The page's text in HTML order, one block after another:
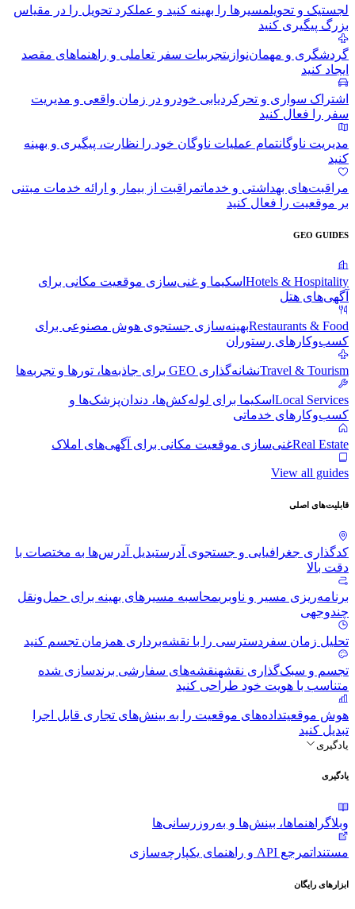
لجستیک و تحویلمسیرها را بهینه کنید و عملکرد تحویل را در مقیاس
بزرگ پیگیری کنید
گردشگری و مهمان‌نوازیتجربیات سفر تعاملی و راهنماهای مقصد
ایجاد کنید
اشتراک سواری و تحرکردیابی خودرو در زمان واقعی و مدیریت
سفر را فعال کنید
مدیریت ناوگانتمام عملیات ناوگان خود را نظارت، پیگیری و بهینه
کنید
مراقبت‌های بهداشتی و خدماتمراقبت از بیمار و ارائه خدمات مبتنی
بر موقعیت را فعال کنید
GEO GUIDES
Hotels & Hospitality اسکیما و غنی‌سازی موقعیت مکانی برای
آگهی‌های هتل
Restaurants & Foodبهینه‌سازی جستجوی هوش مصنوعی برای
کسب‌وکارهای رستوران
Travel & Tourismنشانه‌گذاری GEO برای جاذبه‌ها، تورها و تجربه‌ها
Local Services اسکیما برای لوله‌کش‌ها، دندان‌پزشک‌ها و
کسب‌وکارهای خدماتی
Real Estateغنی‌سازی موقعیت مکانی برای آگهی‌های املاک
View all guides
قابلیت‌های اصلی
کدگذاری جغرافیایی و جستجوی آدرستبدیل آدرس‌ها به مختصات با
دقت بالا
برنامه‌ریزی مسیر و ناوبریمحاسبه مسیرهای بهینه برای حمل‌ونقل
چندوجهی
تحلیل زمان سفر دسترسی را با نقشه‌برداری همزمان تجسم کنید
تجسم و سبک‌گذاری نقشهنقشه‌های سفارشی برندسازی شده
متناسب با هویت خود طراحی کنید
هوش موقعیتداده‌های موقعیت را به بینش‌های تجاری قابل اجرا
تبدیل کنید
یادگیری
یادگیری
وبلاگراهنماها، بینش‌ها و به‌روزرسانی‌ها
مستنداتمرجع API و راهنمای یکپارچه‌سازی
ابزارهای رایگان